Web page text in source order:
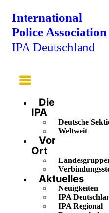
International
Police Association
IPA Deutschland
Main
Menu
Die
IPA
Deutsche
Weltweit
Vor
Ort
Aktuelles
Neuigkeiten
IPA
IPA Regional